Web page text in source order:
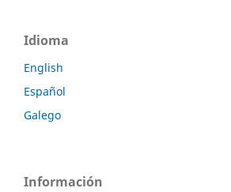
Idioma
English
Español
Galego
Información